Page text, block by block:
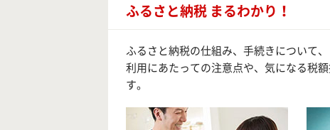
ふるさと納税 まるわかり！
ふるさと納税の仕組み、手続きについて
利用にあたっての注意点や、気になる税
す。